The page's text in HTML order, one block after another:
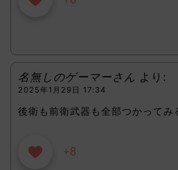
名無しのゲーマーさん より:
2025年1月29日 17:34
後衛も前衛武器も全部つかってみ
+8